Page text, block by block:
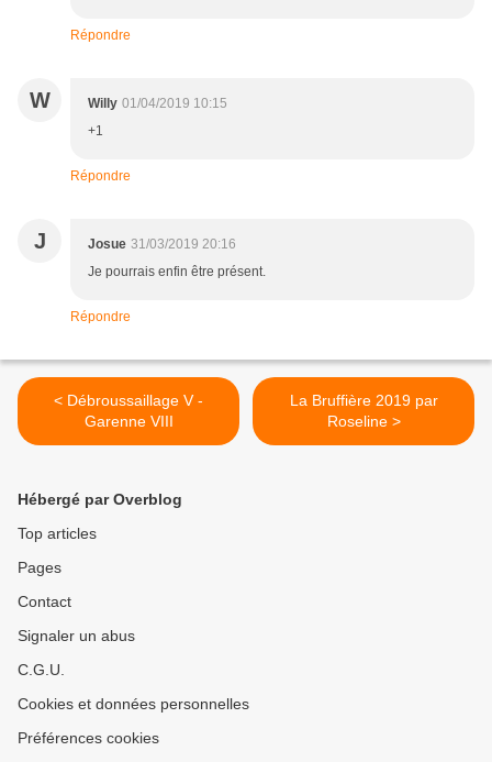
Répondre
W Willy 01/04/2019 10:15
+1
Répondre
J Josue 31/03/2019 20:16
Je pourrais enfin être présent.
Répondre
< Débroussaillage V -
Garenne VIII
La Bruffière 2019 par
Roseline >
Hébergé par Overblog
Top articles
Pages
Contact
Signaler un abus
C.G.U.
Cookies et données personnelles
Préférences cookies